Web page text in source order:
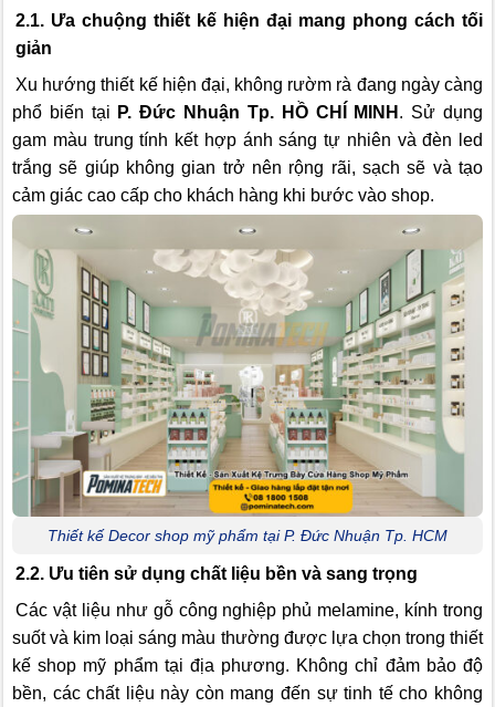
2.1. Ưa chuộng thiết kế hiện đại mang phong cách tối
giản
Xu hướng thiết kế hiện đại, không rườm rà đang ngày càng
phổ biến tại P. Đức Nhuận Tp. HỒ CHÍ MINH . Sử dụng
gam màu trung tính kết hợp ánh sáng tự nhiên và đèn led
trắng sẽ giúp không gian trở nên rộng rãi, sạch sẽ và tạo
cảm giác cao cấp cho khách hàng khi bước vào shop.
Thiết kế Decor shop mỹ phẩm tại P. Đức Nhuận Tp. HCM
2.2. Ưu tiên sử dụng chất liệu bền và sang trọng
Các vật liệu như gỗ công nghiệp phủ melamine, kính trong
suốt và kim loại sáng màu thường được lựa chọn trong thiết
kế shop mỹ phẩm tại địa phương. Không chỉ đảm bảo độ
bền, các chất liệu này còn mang đến sự tinh tế cho không